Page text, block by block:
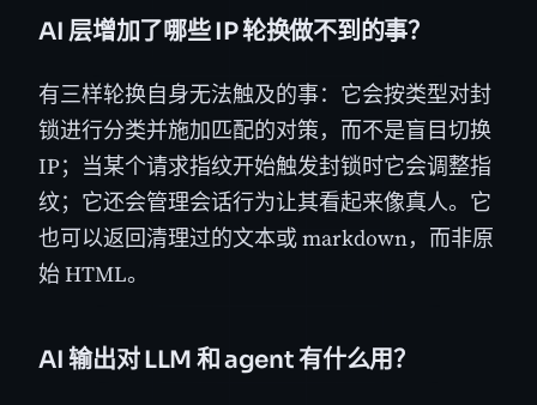
AI 层增加了哪些 IP 轮换做不到的事？
有三样轮换自身无法触及的事：它会按类型对封
锁进行分类并施加匹配的对策，而不是盲目切换
IP；当某个请求指纹开始触发封锁时它会调整指
纹；它还会管理会话行为让其看起来像真人。它
也可以返回清理过的文本或 markdown，而非原
始 HTML。
AI 输出对 LLM 和 agent 有什么用？